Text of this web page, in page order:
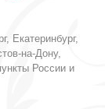
Екатеринбург,
на-Дону,
России и